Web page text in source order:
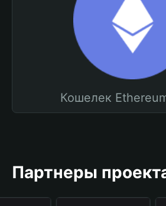
Кошелек
Партнеры